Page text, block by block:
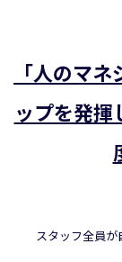
「人のマ
ップを発揮
スタッフ全員が